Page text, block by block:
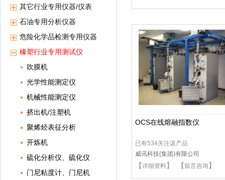
其它行业专用仪器/仪表
石油专用分析仪器
危险化学品检测专用仪器
橡塑行业专用测试仪
吹膜机
光学性能测定仪
机械性能测定仪
挤出机/注塑机
聚烯烃表征分析
开炼机
硫化分析仪、硫化仪
门尼粘度计、门尼机
OCS在线熔融指数仪
已有534关注该产品
威讯科技(集团)有限公司
【详细资料】 【 留言咨询 】